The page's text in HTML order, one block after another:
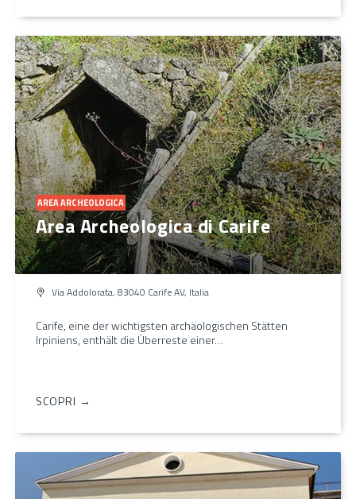
AREA ARCHEOLOGICA
Area Archeologica di Carife
Via Addolorata, 83040 Carife AV, Italia
Carife, eine der wichtigsten archäologischen Stätten
Irpiniens, enthält die Überreste einer…
SCOPRI →